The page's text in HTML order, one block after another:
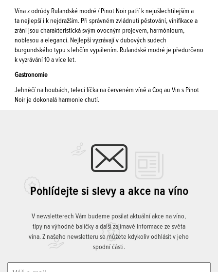
Vína z odrůdy Rulandské modré / Pinot Noir patří k nejušlechtilejším a
ta nejlepší i k nejdražším. Při správném zvládnutí pěstování, vinifikace a
zrání jsou charakteristická svým ovocným projevem, harmónioum,
noblesou a elegancí. Nejlepší vyzrávají v dubových sudech
burgundského typu s lehčím vypálením. Rulandské modré je předurčeno
k vyzrávání 10 a více let.
Gastronomie
Jehněčí na houbách, telecí líčka na červeném víně a Coq au Vin s Pinot
Noir je dokonalá harmonie chutí.
Pohlídejte si slevy a akce na víno
V newsletterech Vám budeme posílat aktuální akce na víno,
tipy na výhodné balíčky a další zajímavé informace ze světa
vína. Z našeho newsletteru se můžete kdykoliv odhlásit v jeho
spodní části.